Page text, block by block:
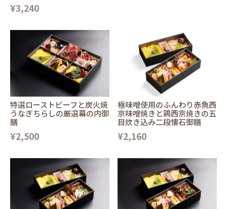
¥3,240
特選ローストビーフと炭火焼
うなぎちらしの厳選幕の内御
膳
¥2,500
極味噌使用のふんわり赤魚西
京味噌焼きと鶏西京焼きの五
目炊き込み二段懐石御膳
¥2,160